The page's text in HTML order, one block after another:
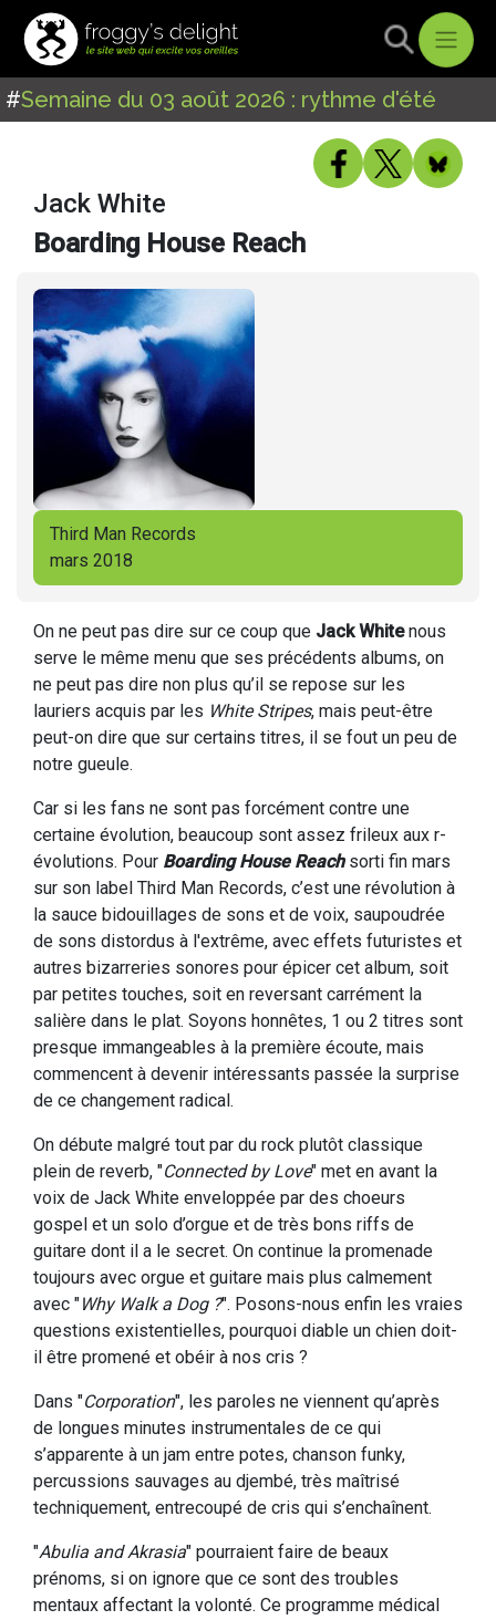
#Semaine du 03 août 2026 : rythme d'été
Jack White
Boarding House Reach
Third Man Records
mars 2018
On ne peut pas dire sur ce coup que Jack Whitenous
serve le même menu que ses précédents albums, on
ne peut pas dire non plus qu’il se repose sur les
lauriers acquis par les White Stripes, mais peut-être
peut-on dire que sur certains titres, il se fout un peu de
notre gueule.
Car si les fans ne sont pas forcément contre une
certaine évolution, beaucoup sont assez frileux aux r-
évolutions. Pour Boarding House Reachsorti fin mars
sur son label Third Man Records, c’est une révolution à
la sauce bidouillages de sons et de voix, saupoudrée
de sons distordus à l'extrême, avec effets futuristes et
autres bizarreries sonores pour épicer cet album, soit
par petites touches, soit en reversant carrément la
salière dans le plat. Soyons honnêtes, 1 ou 2 titres sont
presque immangeables à la première écoute, mais
commencent à devenir intéressants passée la surprise
de ce changement radical.
On débute malgré tout par du rock plutôt classique
plein de reverb, "Connected by Love" met en avant la
voix de Jack White enveloppée par des choeurs
gospel et un solo d’orgue et de très bons riffs de
guitare dont il a le secret. On continue la promenade
toujours avec orgue et guitare mais plus calmement
avec "Why Walk a Dog ?". Posons-nous enfin les vraies
questions existentielles, pourquoi diable un chien doit-
il être promené et obéir à nos cris ?
Dans "Corporation", les paroles ne viennent qu’après
de longues minutes instrumentales de ce qui
s’apparente à un jam entre potes, chanson funky,
percussions sauvages au djembé, très maîtrisé
techniquement, entrecoupé de cris qui s’enchaînent.
"Abulia and Akrasia" pourraient faire de beaux
prénoms, si on ignore que ce sont des troubles
mentaux affectant la volonté. Ce programme médical